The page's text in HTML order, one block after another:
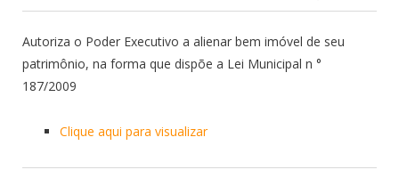
Autoriza o Poder Executivo a alienar bem imóvel de seu
patrimônio, na forma que dispõe a Lei Municipal n °
187/2009
Clique aqui para visualizar